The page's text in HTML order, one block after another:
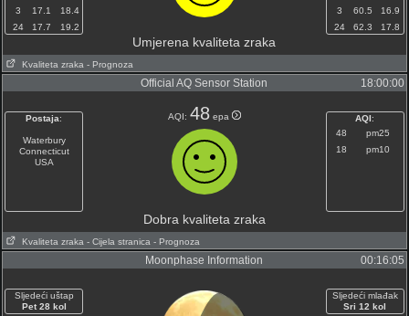
3
17.1
18.4
24
17.7 19.2
3
60.5
16.9
24
62.3 17.8
Umjerena kvaliteta zraka
Kvaliteta zraka - Prognoza
Official AQ Sensor Station 18:00:00
Postaja:
Waterbury
Connecticut
USA
AQI: 48 epa AQI:
48
pm25
18
pm10
Dobra kvaliteta zraka
Kvaliteta zraka - Cijela stranica - Prognoza
Moonphase Information 00:16:05
Sljedeći uštap
Pet 28 kol
Sljedeći mlađak
Sri 12 kol